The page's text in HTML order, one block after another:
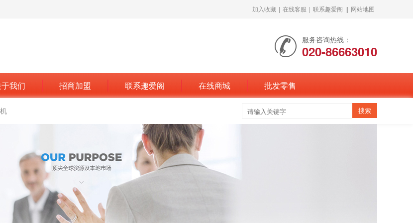
加入收藏 | 在线客服 | 联系趣爱阁 || 网站地图
服务咨询热线：
020-86663010
我们 招商加盟 联系趣爱阁 在线商城 批发零售